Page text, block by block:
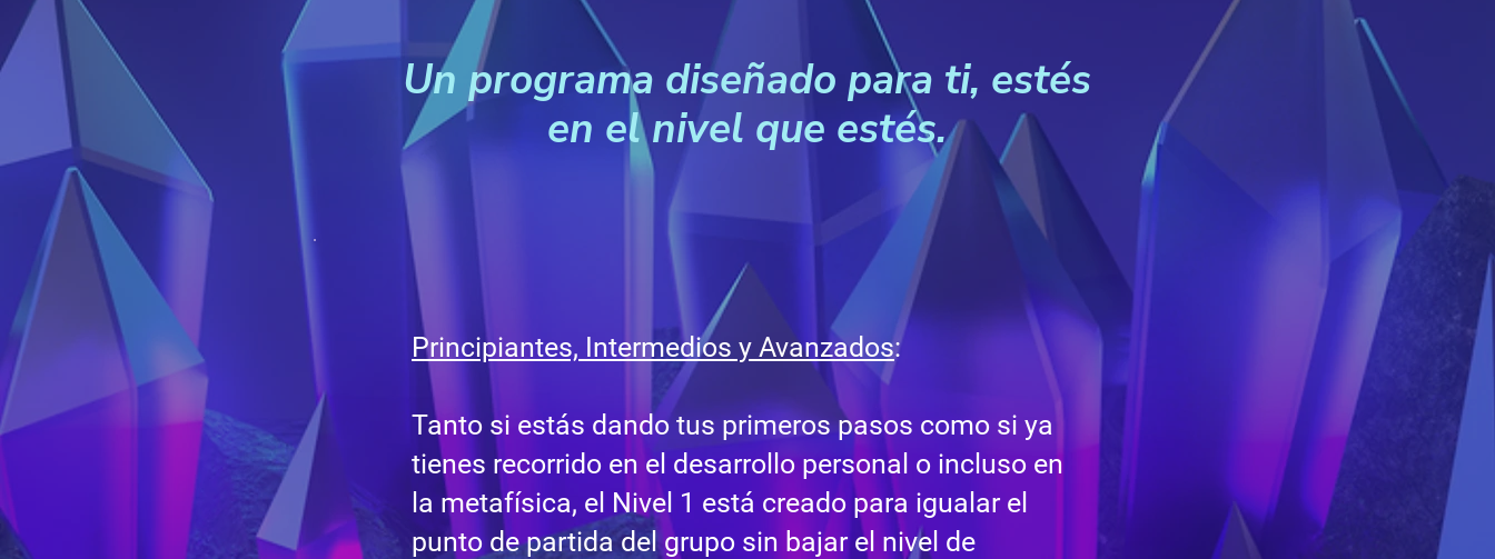
Un programa diseñado para ti, estés
en el nivel que estés.
Principiantes, Intermedios y Avanzados:
Tanto si estás dando tus primeros pasos como si ya
tienes recorrido en el desarrollo personal o incluso en
la metafísica, el Nivel 1 está creado para igualar el
punto de partida del grupo sin bajar el nivel de